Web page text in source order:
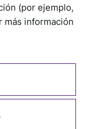
mm x 25 mm
(por ejemplo,
más información